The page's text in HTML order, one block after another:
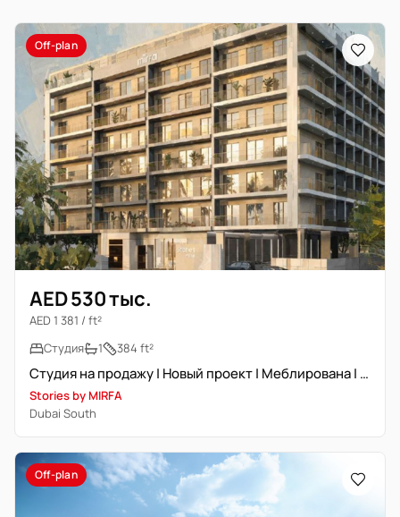
Off-plan
AED 530 тыс.
AED 1 381 / ft²
Студия
1 384 ft²
Студия на продажу | Новый проект | Меблирована | Перепродажа
Stories by MIRFA
Dubai South
Off-plan